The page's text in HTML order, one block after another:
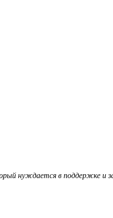
нуждается в поддержке и